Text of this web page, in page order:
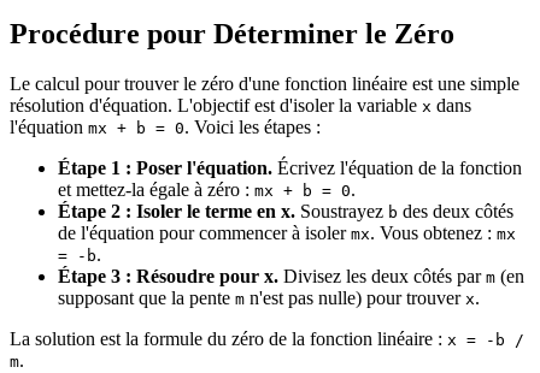
Procédure pour Déterminer le Zéro
Le calcul pour trouver le zéro d'une fonction linéaire est une simple
résolution d'équation. L'objectif est d'isoler la variable x dans
l'équation mx + b = 0. Voici les étapes :
Étape 1 : Poser l'équation. Écrivez l'équation de la fonction
et mettez-la égale à zéro : mx + b = 0.
Étape 2 : Isoler le terme en x. Soustrayez b des deux côtés
de l'équation pour commencer à isoler mx. Vous obtenez : mx
= -b.
Étape 3 : Résoudre pour x. Divisez les deux côtés par m (en
supposant que la pente m n'est pas nulle) pour trouver x.
La solution est la formule du zéro de la fonction linéaire : x = -b /
m.